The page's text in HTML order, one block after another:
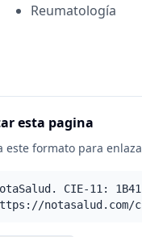
Reumatología
esta pagina
este formato para
CIE-11:
notasalud.com/